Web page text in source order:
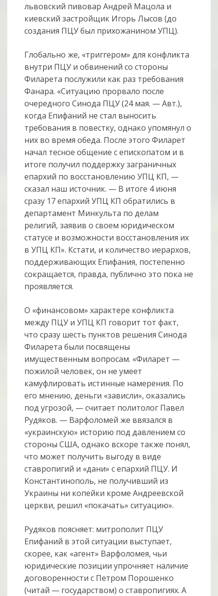
львовский пивовар Андрей Мацола и
киевский застройщик Игорь Лысов (до
создания ПЦУ был прихожанином УПЦ).
Глобально же, «триггером» для конфликта
внутри ПЦУ и обвинений со стороны
Филарета послужили как раз требования
Фанара. «Ситуацию прорвало после
очередного Синода ПЦУ (24 мая. — Авт.),
когда Епифаний не стал выносить
требования в повестку, однако упомянул о
них во время обеда. После этого Филарет
начал тесное общение с епископатом и в
итоге получил поддержку заграничных
епархий по восстановлению УПЦ КП, —
сказал наш источник. — В итоге 4 июня
сразу 17 епархий УПЦ КП обратились в
департамент Минкульта по делам
религий, заявив о своем юридическом
статусе и возможности восстановления их
в УПЦ КП». Кстати, и количество иерархов,
поддерживающих Епифания, постепенно
сокращается, правда, публично это пока не
проявляется.
О «финансовом» характере конфликта
между ПЦУ и УПЦ КП говорит тот факт,
что сразу шесть пунктов решения Синода
Филарета были посвящены
имущественным вопросам. «Филарет —
пожилой человек, он не умеет
камуфлировать истинные намерения. По
его мнению, деньги «зависли», оказались
под угрозой, — считает политолог Павел
Рудяков. — Варфоломей же ввязался в
«украинскую» историю под давлением со
стороны США, однако вскоре также понял,
что может получить выгоду в виде
ставропигий и «дани» с епархий ПЦУ. И
Константинополь, не получивший из
Украины ни копейки кроме Андреевской
церкви, решил «покачать» ситуацию».
Рудяков поясняет: митрополит ПЦУ
Епифаний в этой ситуации выступает,
скорее, как «агент» Варфоломея, чьи
юридические позиции упрочняет наличие
договоренности с Петром Порошенко
(читай — государством) о ставропигиях. А